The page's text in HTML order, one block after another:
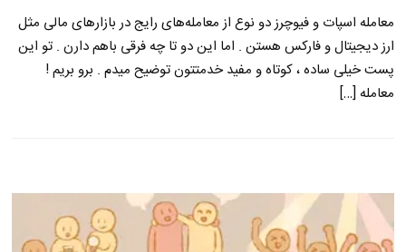
معامله اسپات و فیوچرز دو نوع از معامله‌های رایج در بازارهای مالی مثل
ارز دیجیتال و فارکس هستن . اما این دو تا چه فرقی باهم دارن . تو این
پست خیلی ساده ، کوتاه و مفید خدمتتون توضیح میدم . برو بریم !
معامله […]